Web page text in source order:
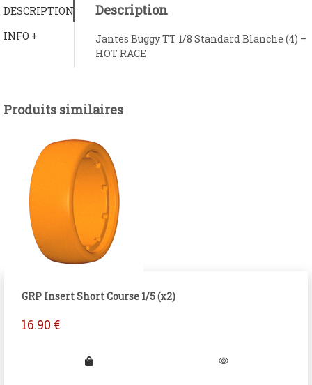
DESCRIPTION
INFO +
Description
Jantes Buggy TT 1/8 Standard Blanche (4) –
HOT RACE
Produits similaires
GRP Insert Short Course 1/5 (x2)
16.90 €